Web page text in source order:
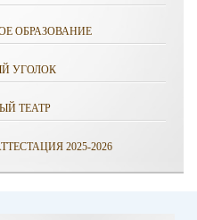
ОБРАЗОВАНИЕ
УГОЛОК
ТЕАТР
2025-2026